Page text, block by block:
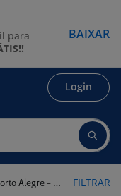
Login
Alegre - RS FILTRAR
para
BAIXAR